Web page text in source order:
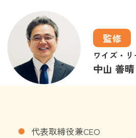
監修
ワイズ・
中山 善晴
代表取締役兼CEO